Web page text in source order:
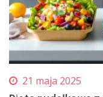
21 maja 2025